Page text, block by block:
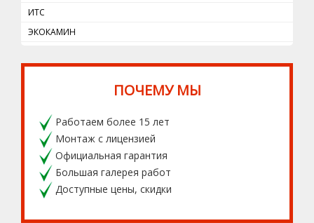
ИТС
ЭКОКАМИН
ПОЧЕМУ МЫ
Работаем более 15 лет
Монтаж с лицензией
Официальная гарантия
Большая галерея работ
Доступные цены, скидки